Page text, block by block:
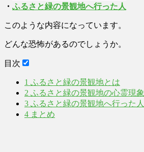
・ ふるさと緑の景観地へ行った人
このような内容になっています。
どんな恐怖があるのでしょうか。
目次
1 ふるさと緑の景観地とは
2 ふるさと緑の景観地の心霊現象
3 ふるさと緑の景観地へ行った人
4 まとめ